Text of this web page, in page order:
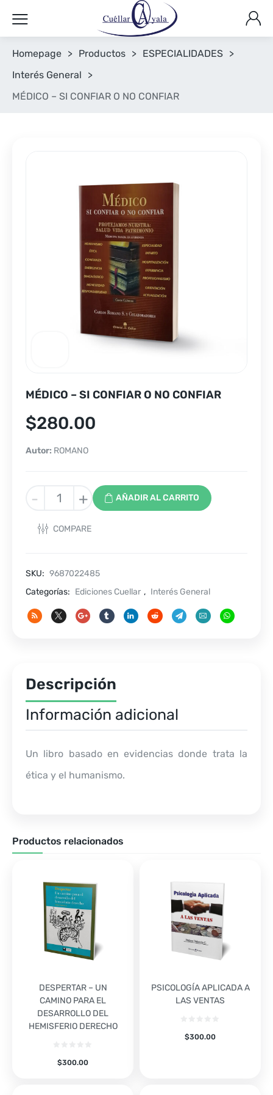
Homepage > Productos > ESPECIALIDADES >
Interés General
>
MÉDICO – SI CONFIAR O NO CONFIAR
MÉDICO – SI CONFIAR O NO CONFIAR
$280.00
Autor: ROMANO
-
MÉDICO
SI
CONFIAR
CONFIAR
cantidad
+ AÑADIR AL CARRITO
COMPARE
SKU: 9687022485
Categorías: Ediciones Cuellar , Interés General
Descripción
Información adicional
Un libro basado en evidencias donde trata la
ética y el humanismo.
Productos relacionados
DESPERTAR – UN
CAMINO PARA EL
DESARROLLO DEL
HEMISFERIO DERECHO
$300.00
PSICOLOGÍA APLICADA A
LAS VENTAS
$300.00